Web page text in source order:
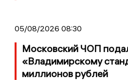
05/08/2026 08:30
Московский ЧОП
«Владимирскому
миллионов рублей